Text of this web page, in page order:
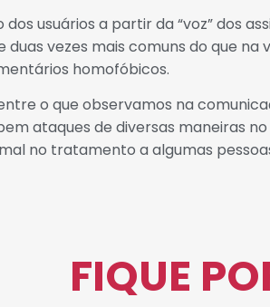
usuários a partir da “voz” dos
vezes mais comuns do que na
homofóbicos.
o que observamos na
ataques de diversas maneiras
no tratamento a algumas
FIQUE